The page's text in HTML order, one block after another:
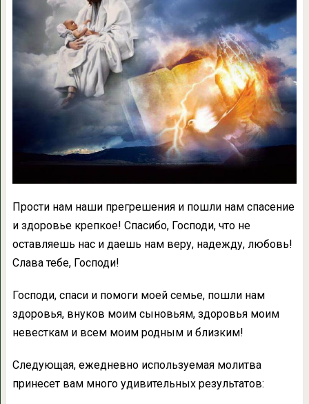
Прости нам наши прегрешения и пошли нам спасение
и здоровье крепкое! Спасибо, Господи, что не
оставляешь нас и даешь нам веру, надежду, любовь!
Слава тебе, Господи!
Господи, спаси и помоги моей семье, пошли нам
здоровья, внуков моим сыновьям, здоровья моим
невесткам и всем моим родным и близким!
Следующая, ежедневно используемая молитва
принесет вам много удивительных результатов: